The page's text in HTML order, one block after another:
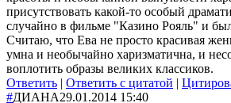
присутствовать какой-то особый
случайно в фильме "Казино Рояль" и
Считаю, что Ева не просто красивая
умна и необычайно харизматична, и
воплотить образы великих классиков.
Ответить | Ответить с цитатой |
#ДИАНА29.01.2014 15:40